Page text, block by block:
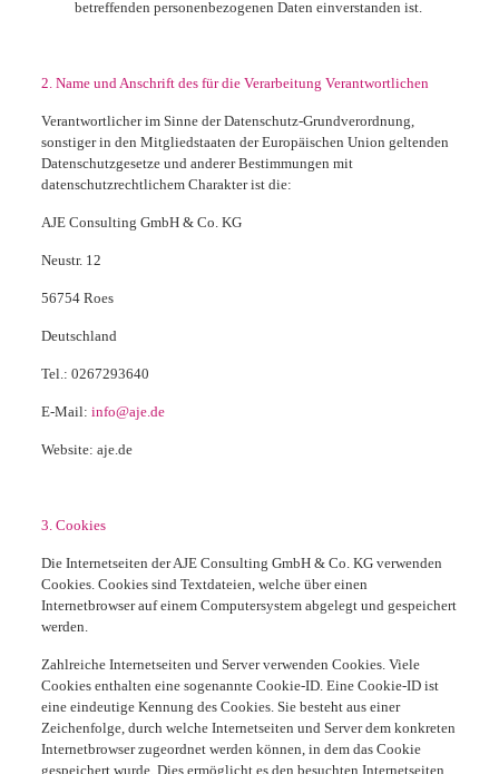
betreffenden personenbezogenen Daten einverstanden ist.
2. Name und Anschrift des für die Verarbeitung Verantwortlichen
Verantwortlicher im Sinne der Datenschutz-Grundverordnung,
sonstiger in den Mitgliedstaaten der Europäischen Union geltenden
Datenschutzgesetze und anderer Bestimmungen mit
datenschutzrechtlichem Charakter ist die:
AJE Consulting GmbH & Co. KG
Neustr. 12
56754 Roes
Deutschland
Tel.: 0267293640
E-Mail: info@aje.de
Website: aje.de
3. Cookies
Die Internetseiten der AJE Consulting GmbH & Co. KG verwenden
Cookies. Cookies sind Textdateien, welche über einen
Internetbrowser auf einem Computersystem abgelegt und gespeichert
werden.
Zahlreiche Internetseiten und Server verwenden Cookies. Viele
Cookies enthalten eine sogenannte Cookie-ID. Eine Cookie-ID ist
eine eindeutige Kennung des Cookies. Sie besteht aus einer
Zeichenfolge, durch welche Internetseiten und Server dem konkreten
Internetbrowser zugeordnet werden können, in dem das Cookie
gespeichert wurde. Dies ermöglicht es den besuchten Internetseiten